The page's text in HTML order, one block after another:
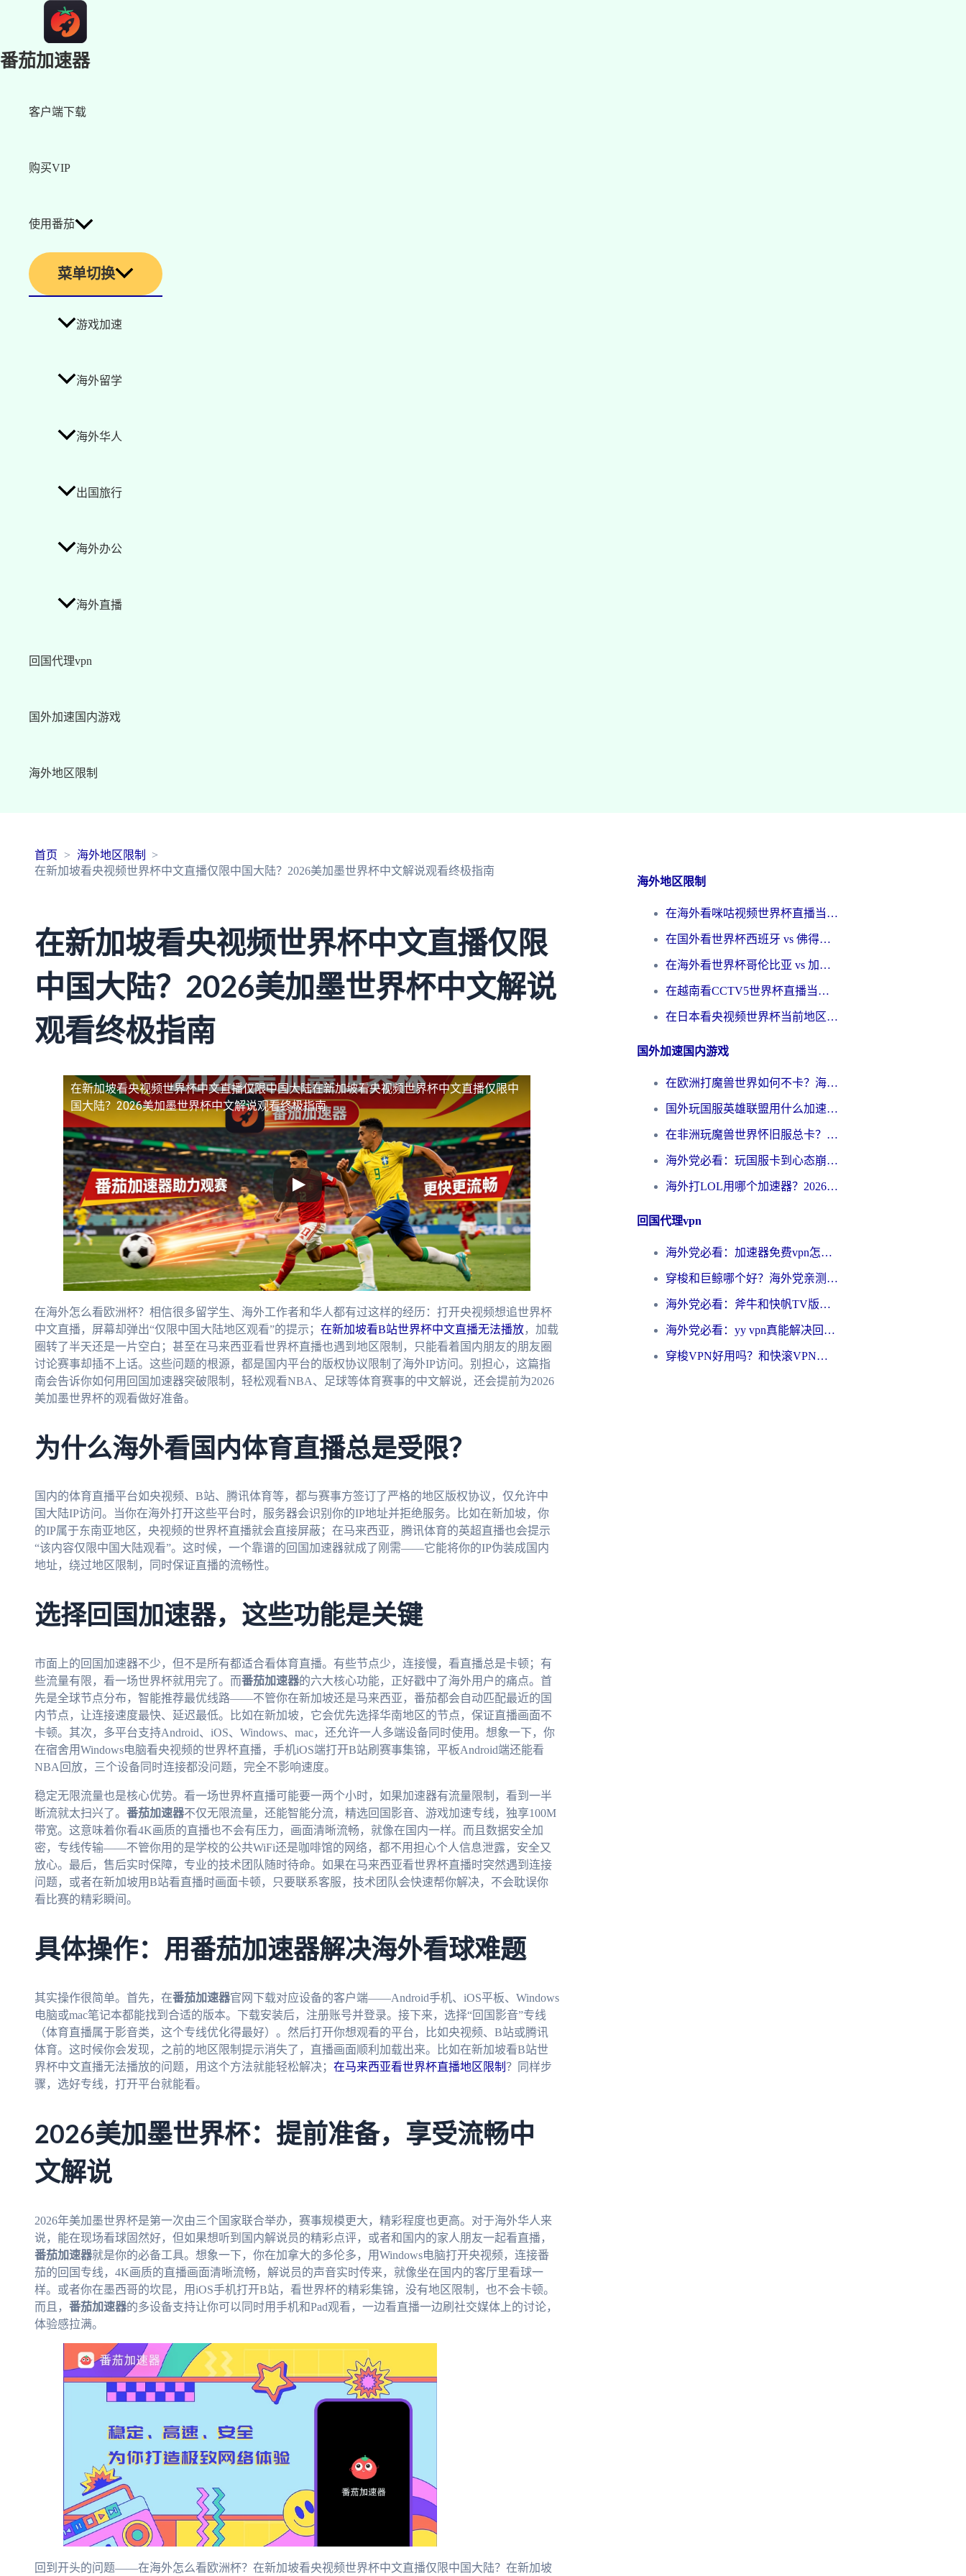
番茄加速器
客户端下载
购买VIP
使用番茄
菜单切换
游戏加速
海外留学
海外华人
出国旅行
海外办公
海外直播
回国代理vpn
国外加速国内游戏
海外地区限制
首页
海外地区限制
在新加坡看央视频世界杯中文直播仅限中国大陆？2026美加墨世界杯中文解说观看终极指南
在新加坡看央视频世界杯中文直播仅限
中国大陆？2026美加墨世界杯中文解说
观看终极指南
在新加坡看央视频世界杯中文直播仅限中国大陆在新加坡看央视频世界杯中文直播仅限中
国大陆？2026美加墨世界杯中文解说观看终极指南
在海外怎么看欧洲杯？相信很多留学生、海外工作者和华人都有过这样的经历：打开央视频想追世界杯
中文直播，屏幕却弹出“仅限中国大陆地区观看”的提示； 在新加坡看B站世界杯中文直播无法播放，加载
圈转了半天还是一片空白；甚至在马来西亚看世界杯直播也遇到地区限制，只能看着国内朋友的朋友圈
讨论赛事却插不上话。这些问题的根源，都是国内平台的版权协议限制了海外IP访问。别担心，这篇指
南会告诉你如何用回国加速器突破限制，轻松观看NBA、足球等体育赛事的中文解说，还会提前为2026
美加墨世界杯的观看做好准备。
为什么海外看国内体育直播总是受限？
国内的体育直播平台如央视频、B站、腾讯体育等，都与赛事方签订了严格的地区版权协议，仅允许中
国大陆IP访问。当你在海外打开这些平台时，服务器会识别你的IP地址并拒绝服务。比如在新加坡，你
的IP属于东南亚地区，央视频的世界杯直播就会直接屏蔽；在马来西亚，腾讯体育的英超直播也会提示
“该内容仅限中国大陆观看”。这时候，一个靠谱的回国加速器就成了刚需——它能将你的IP伪装成国内
地址，绕过地区限制，同时保证直播的流畅性。
选择回国加速器，这些功能是关键
市面上的回国加速器不少，但不是所有都适合看体育直播。有些节点少，连接慢，看直播总是卡顿；有
些流量有限，看一场世界杯就用完了。而番茄加速器的六大核心功能，正好戳中了海外用户的痛点。首
先是全球节点分布，智能推荐最优线路——不管你在新加坡还是马来西亚，番茄都会自动匹配最近的国
内节点，让连接速度最快、延迟最低。比如在新加坡，它会优先选择华南地区的节点，保证直播画面不
卡顿。其次，多平台支持Android、iOS、Windows、mac，还允许一人多端设备同时使用。想象一下，你
在宿舍用Windows电脑看央视频的世界杯直播，手机iOS端打开B站刷赛事集锦，平板Android端还能看
NBA回放，三个设备同时连接都没问题，完全不影响速度。
稳定无限流量也是核心优势。看一场世界杯直播可能要一两个小时，如果加速器有流量限制，看到一半
断流就太扫兴了。 番茄加速器不仅无限流量，还能智能分流，精选回国影音、游戏加速专线，独享100M
带宽。这意味着你看4K画质的直播也不会有压力，画面清晰流畅，就像在国内一样。而且数据安全加
密，专线传输——不管你用的是学校的公共WiFi还是咖啡馆的网络，都不用担心个人信息泄露，安全又
放心。最后，售后实时保障，专业的技术团队随时待命。如果在马来西亚看世界杯直播时突然遇到连接
问题，或者在新加坡用B站看直播时画面卡顿，只要联系客服，技术团队会快速帮你解决，不会耽误你
看比赛的精彩瞬间。
具体操作：用番茄加速器解决海外看球难题
其实操作很简单。首先，在番茄加速器官网下载对应设备的客户端——Android手机、iOS平板、Windows
电脑或mac笔记本都能找到合适的版本。下载安装后，注册账号并登录。接下来，选择“回国影音”专线
（体育直播属于影音类，这个专线优化得最好）。然后打开你想观看的平台，比如央视频、B站或腾讯
体育。这时候你会发现，之前的地区限制提示消失了，直播画面顺利加载出来。比如在新加坡看B站世
界杯中文直播无法播放的问题，用这个方法就能轻松解决； 在马来西亚看世界杯直播地区限制 ？同样步
骤，选好专线，打开平台就能看。
2026美加墨世界杯：提前准备，享受流畅中
文解说
2026年美加墨世界杯是第一次由三个国家联合举办，赛事规模更大，精彩程度也更高。对于海外华人来
说，能在现场看球固然好，但如果想听到国内解说员的精彩点评，或者和国内的家人朋友一起看直播，
番茄加速器就是你的必备工具。想象一下，你在加拿大的多伦多，用Windows电脑打开央视频，连接番
茄的回国专线，4K画质的直播画面清晰流畅，解说员的声音实时传来，就像坐在国内的客厅里看球一
样。或者你在墨西哥的坎昆，用iOS手机打开B站，看世界杯的精彩集锦，没有地区限制，也不会卡顿。
而且， 番茄加速器的多设备支持让你可以同时用手机和Pad观看，一边看直播一边刷社交媒体上的讨论，
体验感拉满。
回到开头的问题——在海外怎么看欧洲杯？在新加坡看央视频世界杯中文直播仅限中国大陆？在新加坡
海外地区限制
在海外看咪咕视频世界杯直播当前IP受限制？这篇指南帮你搞定所有体育赛事观看难题
在国外看世界杯西班牙 vs 佛得角无法播放？这篇指南帮你解锁所有中文体育直播
在海外看世界杯哥伦比亚 vs 加纳当前IP受限制？这篇指南帮你流畅看中文解说赛事
在越南看CCTV5世界杯直播当前IP受限制？海外党体育观赛终极指南来了
在日本看央视频世界杯当前地区不可播放？海外党体育观赛终极指南
国外加速国内游戏
在欧洲打魔兽世界如何不卡？海外玩家的国服游戏加速终极攻略
国外玩国服英雄联盟用什么加速器好？海外党亲测有效的国服游戏加速指南
在非洲玩魔兽世界怀旧服总卡？别慌，这份指南帮你丝滑开荒
海外党必看：玩国服卡到心态崩？少女前线云图计划加速器免费推荐+碧蓝航线足球世界流畅攻略
海外打LOL用哪个加速器？2026实用指南：从延迟到设备适配，一篇解决你的国服游戏痛点
回国代理vpn
海外党必看：加速器免费vpn怎么选？3步教你无缝访问国内资源
穿梭和巨鲸哪个好？海外党亲测3款回国加速器，教你避开90%的坑
海外党必看：斧牛和快帆TV版哪个好？3分钟选对回国加速器，无缝刷B站、追热剧
海外党必看：yy vpn真能解决回国访问难题？附云极initap测评+免费方案对比
穿梭VPN好用吗？和快滚VPN对比哪个回国效果更好？海外党选回国加速器必看指南